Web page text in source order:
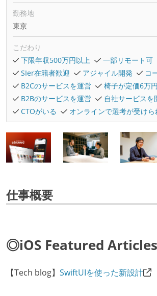
勤務地
東京
こだわり
下限年収500万円以上
一部リモート可
SIer在籍者歓迎
アジャイル開発
コ
B2Cのサービスを運営
椅子が定価6万
B2Bのサービスを運営
自社サービスを
CTOがいる
オンラインで選考が受けら
仕事概要
◎iOS Featured Articles
【Tech blog】 SwiftUIを使った新設計